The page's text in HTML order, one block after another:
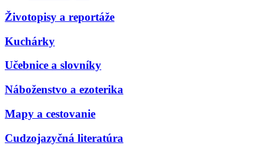
Životopisy a reportáže
Kuchárky
Učebnice a slovníky
Náboženstvo a ezoterika
Mapy a cestovanie
Cudzojazyčná literatúra